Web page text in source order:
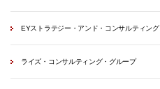
EYストラテジー・アンド・コンサルティング
ライズ・コンサルティング・グループ